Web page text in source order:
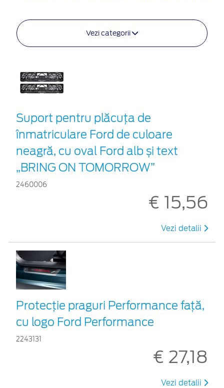
Vezi categorii
Suport pentru plăcuța de
înmatriculare Ford de culoare
neagră, cu oval Ford alb și text
„BRING ON TOMORROW”
2460006
€ 15,56
Vezi detalii
Protecție praguri Performance față,
cu logo Ford Performance
2243131
€ 27,18
Vezi detalii